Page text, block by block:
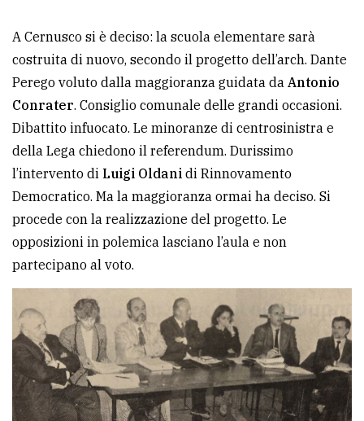
A Cernusco si è deciso: la scuola elementare sarà
costruita di nuovo, secondo il progetto dell’arch. Dante
Perego voluto dalla maggioranza guidata da Antonio
Conrater. Consiglio comunale delle grandi occasioni.
Dibattito infuocato. Le minoranze di centrosinistra e
della Lega chiedono il referendum. Durissimo
l’intervento di Luigi Oldani di Rinnovamento
Democratico. Ma la maggioranza ormai ha deciso. Si
procede con la realizzazione del progetto. Le
opposizioni in polemica lasciano l’aula e non
partecipano al voto.